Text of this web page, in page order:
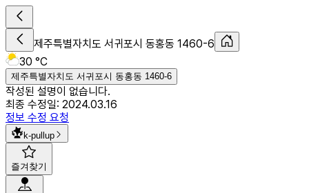
제주특별자치도 서귀포시 동홍동 1460-6
30 °C
제주특별자치도 서귀포시 동홍동 1460-6
작성된 설명이 없습니다.
최종 수정일: 2024.03.16
정보 수정 요청
k-pullup
즐겨찾기